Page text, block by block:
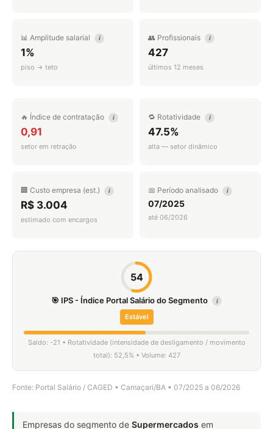
📊 Amplitude salarial i
1%
piso → teto
👥 Profissionais i
427
últimos 12 meses
🔥 Índice de contratação i
0,91
setor em retração
🔁 Rotatividade i
47.5%
alta — setor dinâmico
🏢 Custo empresa (est.) i
R$ 3.004
estimado com encargos
📅 Período analisado i
07/2025
até 06/2026
54
🎯 IPS - Índice Portal Salário do Segmento i
Estável
Saldo: -21 • Rotatividade (intensidade de desligamento / movimento
total): 52,5% • Volume: 427
Fonte: Portal Salário / CAGED • Camaçari/BA • 07/2025 a 06/2026
Empresas do segmento de Supermercados em